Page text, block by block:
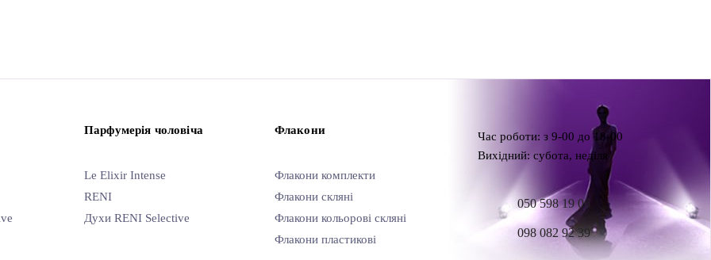
Парфумерія чоловіча
Le Elixir Intense
RENI
Духи RENI Selective
Флакони
Флакони комплекти
Флакони скляні
Флакони кольорові скляні
Флакони пластикові
Час роботи: з 9-00 до 18-00
Вихідний: субота, неділя
050 598 19 06
098 082 92 39